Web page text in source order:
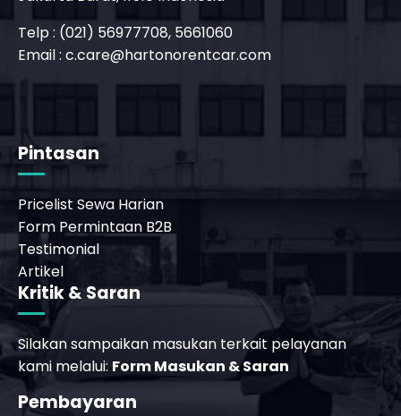
Telp : (021) 56977708, 5661060
Email : c.care@hartonorentcar.com
Pintasan
Pricelist Sewa Harian
Form Permintaan B2B
Testimonial
Artikel
Kritik & Saran
Silakan sampaikan masukan terkait pelayanan
kami melalui: Form Masukan & Saran
Pembayaran